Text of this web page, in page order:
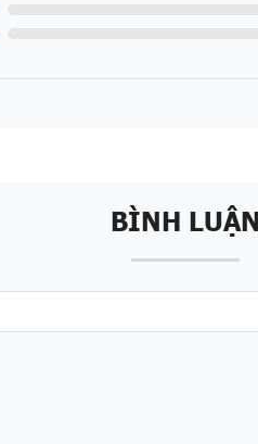
BÌNH LUẬN